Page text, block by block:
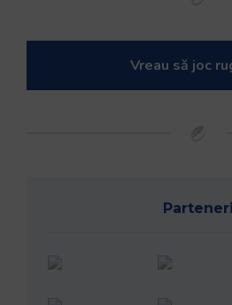
Vreau să joc
Parteneri